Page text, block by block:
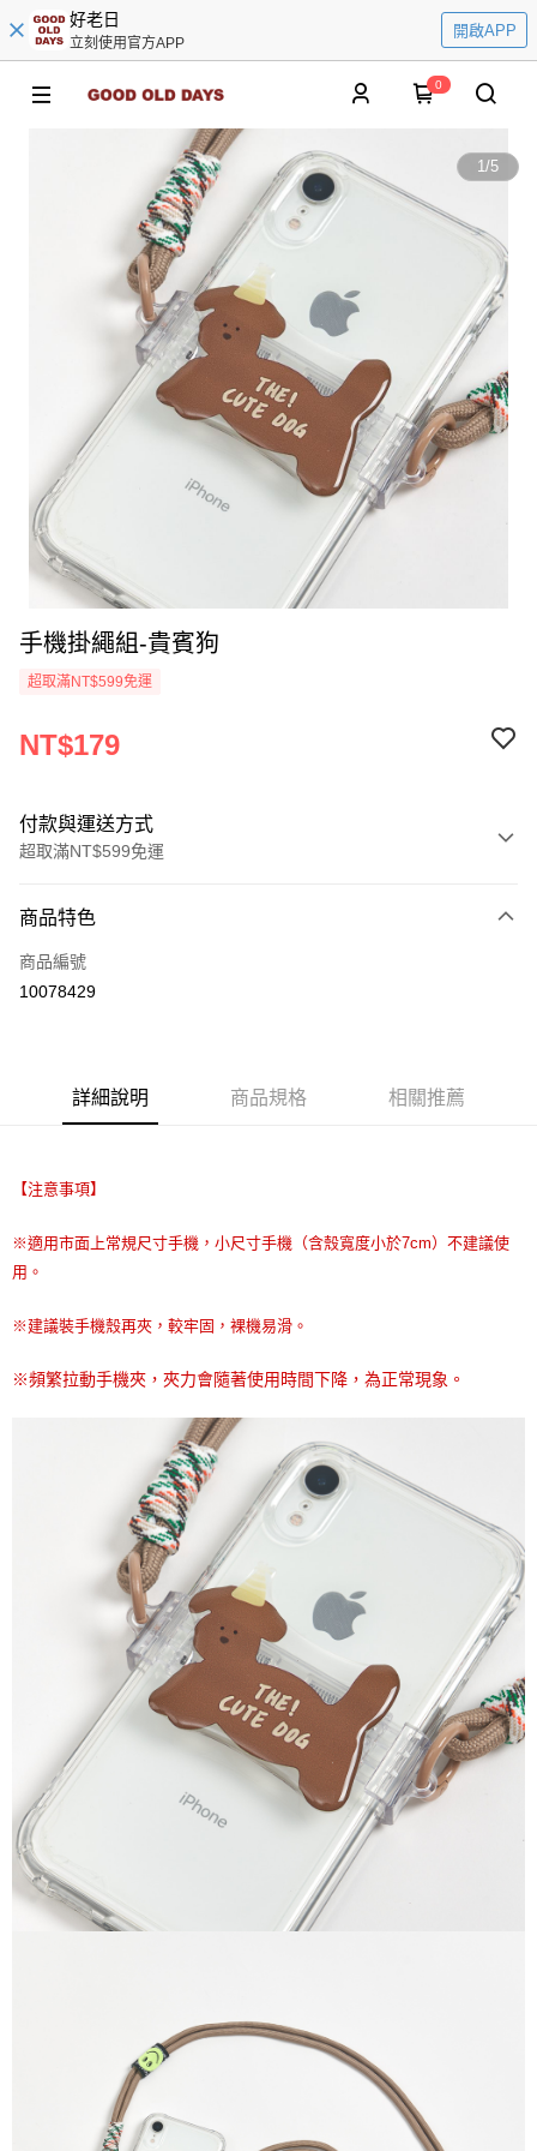
好老日
立刻使用官方APP
開啟APP
0
1/5
手機掛繩組-貴賓狗
超取滿NT$599免運
NT$179
付款與運送方式
超取滿NT$599免運
信用卡一次付款
超商取貨付款
街口支付
Google Pay
AFTEE先享後付
相關說明
AFTEE先享後付是「在收到商品之後才付款」的支付方式。 讓您購物簡單
２．便利：只要手機號碼，簡訊認證，即可結帳。
【「AFTEE先享後付」結帳流程】
１．於結帳方式選擇「AFTEE先享後付」後，將跳轉至「AFTEE先享後付」
結帳頁面，進行簡訊認證並確認金額後，即可完成結帳。
２．訂單成立數日內，您將收到繳費通知簡訊。
３．收到繳費通知簡訊後14天內，點擊此簡訊中的連結，可透過四大超商／
ATM／網路銀行／等多元方式進行付款，方視為交易完成。
※ 請注意：結帳手續完成當下不需立刻繳費，但若您需要取消訂單，請聯絡
購買商品的店家。未經商家同意取消之訂單仍視為有效，需透過AFTEE先享
後付繳納相關費用。
※ 交易是否成功請以「AFTEE先享後付 」之結帳頁面顯示為準，若有關於
是否繳費成功／繳費後需取消欲退款等相關疑問，請聯繫「AFTEE先享後付
客戶支援中心」 https://netprotections.freshdesk.com/support/home
【注意事項】
１．透過由恩沛科技股份有限公司提供之「AFTEE先享後付」服務完成之交
易，需依本服務之必要範圍內提供個人資料，並將交易相關給付款項請求債
權轉讓予恩沛科技股份有限公司。
２．關於個人資料處理事宜，請瀏覽以下網址：
https://aftee.tw/terms/#terms3
３．未成年的使用者請事先徵得法定代理人或監護人之同意方可使用
「AFTEE先享後付」，若未經同意申辦者引起之損失，本公司不負相關責
任。
４．使用「AFTEE先享後付」時，將依據個別帳號之用戶狀況，依本公司即
ATM付款
運送方式
每筆NT$70，滿NT$599(含以上)免運費
每筆NT$70，滿NT$599(含以上)免運費
萊爾富取貨付款
每筆NT$70，滿NT$599(含以上)免運費
付款後萊爾富取貨
每筆NT$70，滿NT$599(含以上)免運費
7-11取貨付款
每筆NT$70，滿NT$599(含以上)免運費
付款後7-11取貨
每筆NT$70，滿NT$599(含以上)免運費
宅配-台灣本島
每筆NT$100，滿NT$599(含以上)免運費
商品特色
商品編號
10078429
詳細說明 商品規格 相關推薦
【注意事項】
※適用市面上常規尺寸手機，小尺寸手機（含殼寬度小於7cm）不建議使
用。
※建議裝手機殼再夾，較牢固，裸機易滑。
※頻繁拉動手機夾，夾力會隨著使用時間下降，為正常現象。